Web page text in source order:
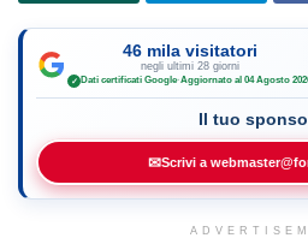
46 mila visitatori
negli ultimi 28 giorni
✓ Dati certificati Google·Aggiornato al 04 Agosto
Il tuo
✉Scrivi a